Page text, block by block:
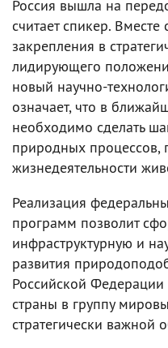
Россия вышла на
считает спикер.
закрепления в
лидирующего
новый научно-
означает, что в
необходимо сделать
природных процессов,
жизнедеятельности
Реализация
программ позволит
инфраструктурную и
развития
Российской
страны в группу
стратегически важной